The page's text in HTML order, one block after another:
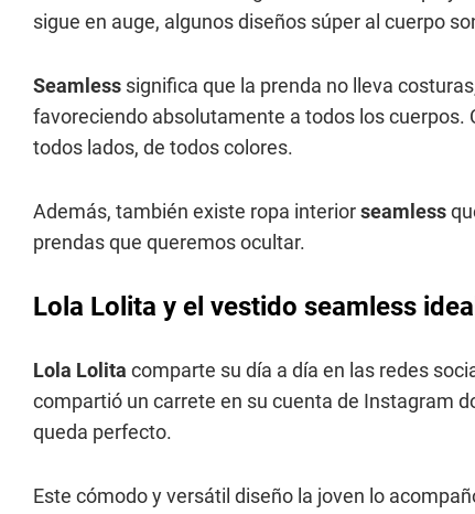
sigue en auge, algunos diseños súper al cuerpo
Seamless significa que la prenda no lleva
favoreciendo absolutamente a todos los cuerpos.
todos lados, de todos colores.
Además, también existe ropa interiorseamless
prendas que queremos ocultar.
Lola Lolita y el vestido seamless
Lola Lolita comparte su día a día en las redes
compartió un carrete en su cuenta de Instagram
queda perfecto.
Este cómodo y versátil diseño la joven lo